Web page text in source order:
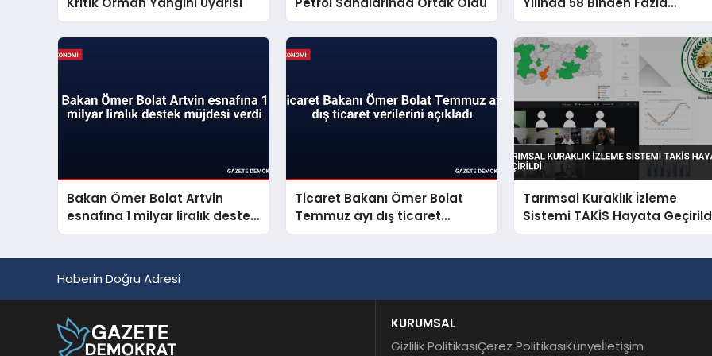
Hayvan Kurtardı
Bakan Ömer Bolat Artvin
esnafına 1 milyar liralık destek
müjdesi verdi
Ticaret Bakanı Ömer Bolat
Temmuz ayı dış ticaret
verilerini açıkladı
Tarımsal Kuraklık İzleme
Sistemi TAKİS Hayata
Haberin Doğru Adresi
KURUMSAL
Gizlilik PolitikasıÇerez PolitikasıKünyeİletişim